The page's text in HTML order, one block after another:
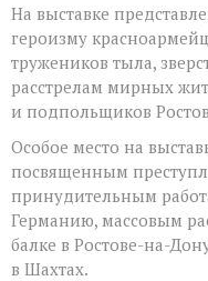
На выставке
героизму
тружеников тыла,
расстрелам мирных
и подпольщиков
Особое место на
посвященным
принудительным
Германию, массовым
балке в Ростове-на-
в Шахтах.